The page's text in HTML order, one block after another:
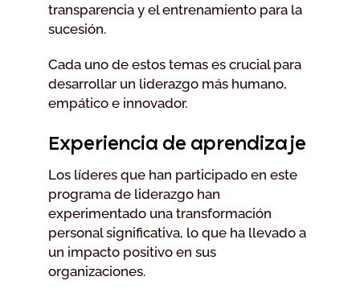
transparencia y el entrenamiento para la
sucesión.
Cada uno de estos temas es crucial para
desarrollar un liderazgo más humano,
empático e innovador.
Experiencia de aprendizaje
Los líderes que han participado en este
programa de liderazgo han
experimentado una transformación
personal significativa, lo que ha llevado a
un impacto positivo en sus
organizaciones.